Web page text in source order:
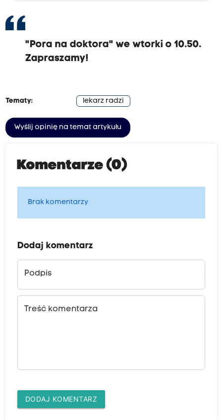
"Pora na doktora" we wtorki o 10.50.
Zapraszamy!
Tematy: lekarz radzi
Wyślij opinię na temat artykułu
Komentarze (0)
Brak komentarzy
Dodaj komentarz
Podpis
Treść komentarza
DODAJ KOMENTARZ